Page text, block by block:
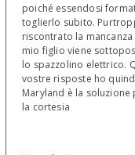
poiché essendosi
toglierlo subito.
riscontrato la
mio figlio viene
lo spazzolino elettrico.
vostre risposte ho
Maryland è la
la cortesia